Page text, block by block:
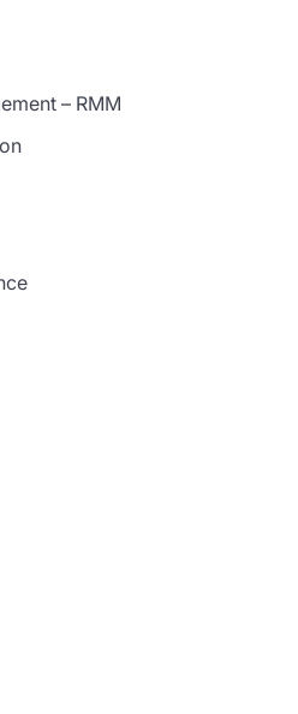
– RMM